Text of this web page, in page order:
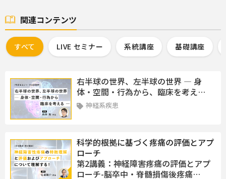
関連コンテンツ
すべて LIVE セミナー 系統講座 基礎講座
右半球の世界、左半球の世界 ― 身
体・空間・行為から、臨床を考え…
神経系疾患
科学的根拠に基づく疼痛の評価とアプ
ローチ
第2講義：神経障害疼痛の評価とアプ
ローチ-脳卒中・脊髄損傷後疼痛…